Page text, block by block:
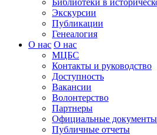
Библиотеки в
Экскурсии
Публикации
Генеалогия
О нас О нас
МЦБС
Контакты и руководство
Доступность
Вакансии
Волонтерство
Партнеры
Официальные документы
Публичные отчеты